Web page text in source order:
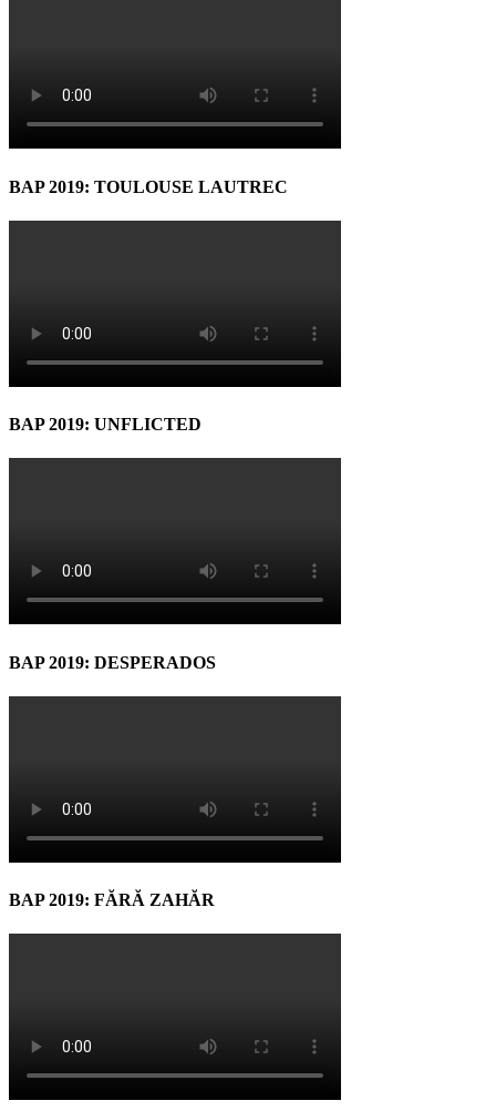
BAP 2019: TOULOUSE LAUTREC
BAP 2019: UNFLICTED
BAP 2019: DESPERADOS
BAP 2019: FĂRĂ ZAHĂR